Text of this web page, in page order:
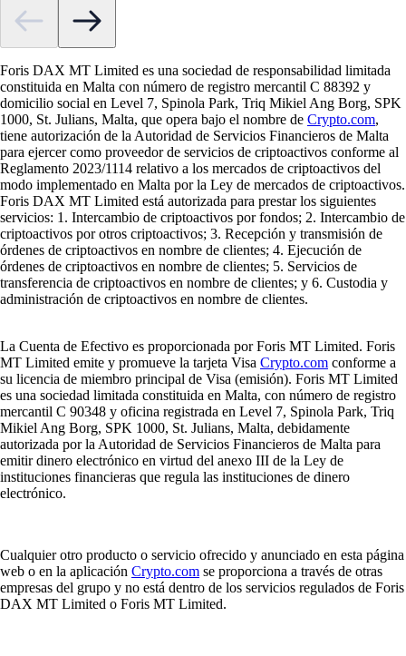
Foris DAX MT Limited es una sociedad de responsabilidad limitada
constituida en Malta con número de registro mercantil C 88392 y
domicilio social en Level 7, Spinola Park, Triq Mikiel Ang Borg, SPK
1000, St. Julians, Malta, que opera bajo el nombre de Crypto.com,
tiene autorización de la Autoridad de Servicios Financieros de Malta
para ejercer como proveedor de servicios de criptoactivos conforme al
Reglamento 2023/1114 relativo a los mercados de criptoactivos del
modo implementado en Malta por la Ley de mercados de criptoactivos.
Foris DAX MT Limited está autorizada para prestar los siguientes
servicios: 1. Intercambio de criptoactivos por fondos; 2. Intercambio de
criptoactivos por otros criptoactivos; 3. Recepción y transmisión de
órdenes de criptoactivos en nombre de clientes; 4. Ejecución de
órdenes de criptoactivos en nombre de clientes; 5. Servicios de
transferencia de criptoactivos en nombre de clientes; y 6. Custodia y
administración de criptoactivos en nombre de clientes.
La Cuenta de Efectivo es proporcionada por Foris MT Limited. Foris
MT Limited emite y promueve la tarjeta Visa Crypto.com conforme a
su licencia de miembro principal de Visa (emisión). Foris MT Limited
es una sociedad limitada constituida en Malta, con número de registro
mercantil C 90348 y oficina registrada en Level 7, Spinola Park, Triq
Mikiel Ang Borg, SPK 1000, St. Julians, Malta, debidamente
autorizada por la Autoridad de Servicios Financieros de Malta para
emitir dinero electrónico en virtud del anexo III de la Ley de
instituciones financieras que regula las instituciones de dinero
electrónico.
Cualquier otro producto o servicio ofrecido y anunciado en esta página
web o en la aplicación Crypto.com se proporciona a través de otras
empresas del grupo y no está dentro de los servicios regulados de Foris
DAX MT Limited o Foris MT Limited.